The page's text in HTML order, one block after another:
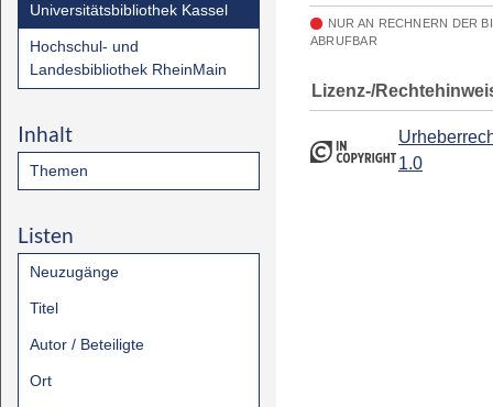
Universitätsbibliothek Kassel
Hochschul- und
Landesbibliothek RheinMain
Inhalt
Themen
Listen
Neuzugänge
Titel
Autor / Beteiligte
Ort
NUR AN RECHNERN DER
ABRUFBAR
Lizenz-/
1.0